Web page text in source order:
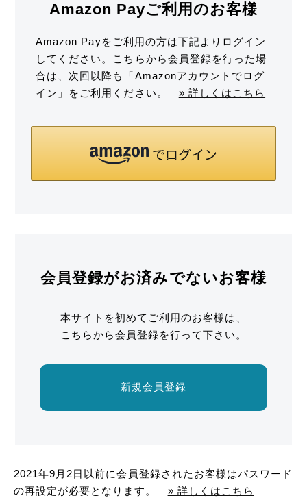
Amazon Payご利用のお客様
Amazon Payをご利用の方は下記よりログイン
してください。こちらから会員登録を行った場
合は、次回以降も「Amazonアカウントでログ
イン」をご利用ください。 » 詳しくはこちら
会員登録がお済みでないお客様
本サイトを初めてご利用のお客様は、
こちらから会員登録を行って下さい。
新規会員登録
2021年9月2日以前に会員登録されたお客様はパスワード
の再設定が必要となります。 » 詳しくはこちら